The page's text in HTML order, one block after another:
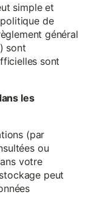
simple et
de
général
sont
sont
les
(par
ou
votre
peut